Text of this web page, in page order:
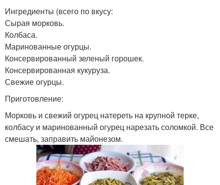
Ингредиенты (всего по вкусу:
Сырая морковь.
Колбаса.
Маринованные огурцы.
Консервированный зеленый горошек.
Консервированная кукуруза.
Свежие огурцы.
Приготовление:
Морковь и свежий огурец натереть на крупной терке,
колбасу и маринованный огурец нарезать соломкой. Все
смешать, заправить майонезом.